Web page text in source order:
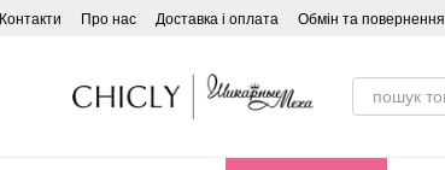
Контакти Про нас Доставка і оплата Обмін та повернення